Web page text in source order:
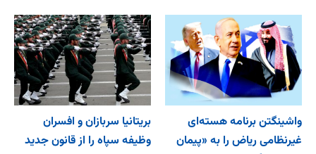
واشینگتن برنامه هسته‌ای
غیرنظامی ریاض را به «پیمان‌
بریتانیا سربازان و افسران
وظیفه سپاه را از قانون جدید